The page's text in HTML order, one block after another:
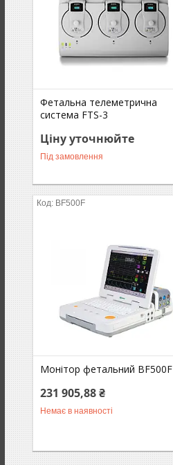
Фетальна телеметрична
система FTS-3
Ціну уточнюйте
Під замовлення
BF500F
Монітор фетальний BF500F
231 905,88 ₴
Немає в наявності